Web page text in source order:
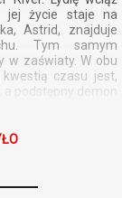
jej życie staje na
Astrid, znajduje
Tym samym
w zaświaty. W obu
czasu jest,
a podstępny demon